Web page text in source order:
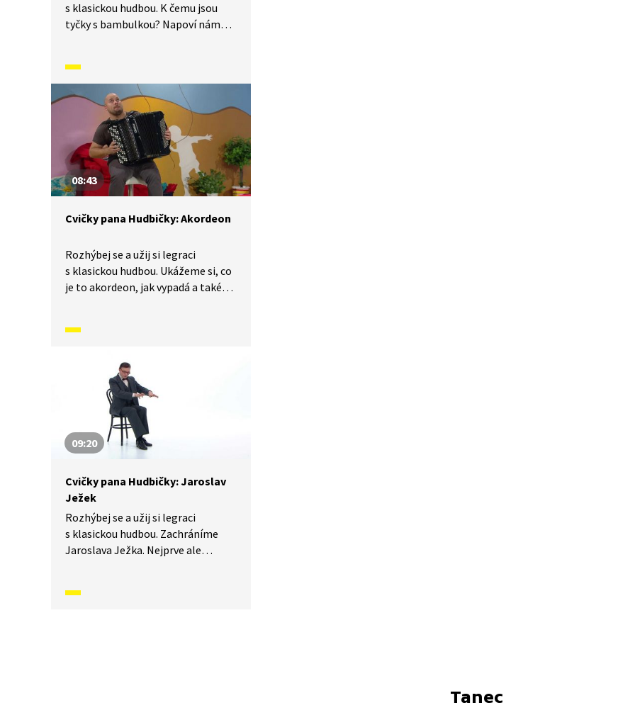
s klasickou hudbou. K čemu jsou
tyčky s bambulkou? Napoví nám
08:43
Cvičky pana Hudbičky: Akordeon
Rozhýbej se a užij si legraci
s klasickou hudbou. Ukážeme si, co
je to akordeon, jak vypadá a také
09:20
Cvičky pana Hudbičky: Jaroslav
Ježek
Rozhýbej se a užij si legraci
s klasickou hudbou. Zachráníme
Jaroslava Ježka. Nejprve ale
Tanec